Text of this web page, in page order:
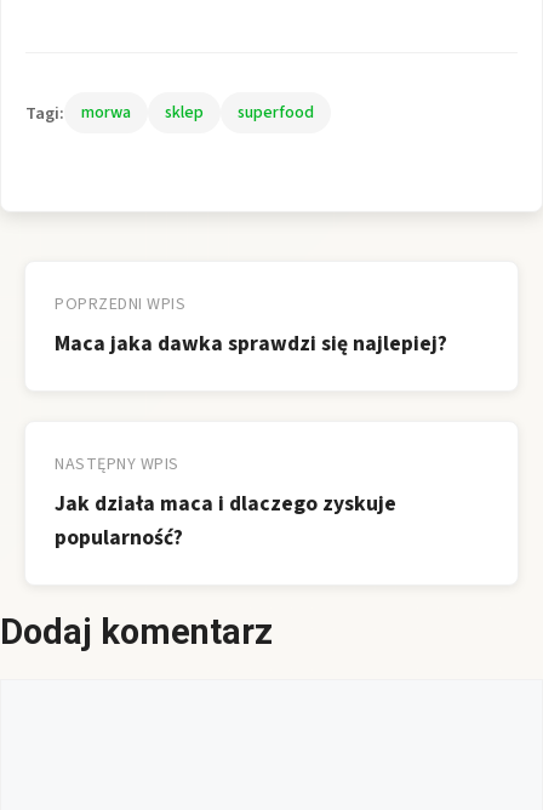
Tagi: morwa sklep superfood
wpisu
POPRZEDNI WPIS
Maca jaka dawka sprawdzi się najlepiej?
NASTĘPNY WPIS
Jak działa maca i dlaczego zyskuje
popularność?
Dodaj komentarz